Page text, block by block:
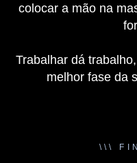
colocar a mão na
Trabalhar dá
melhor fase da
\\\